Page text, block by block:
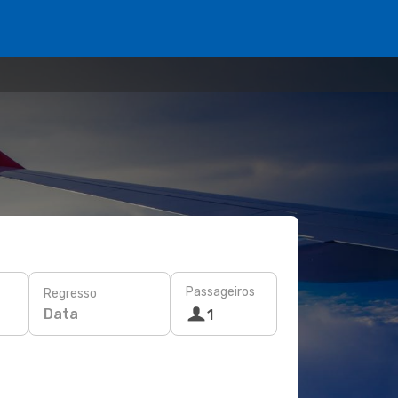
Regresso
Data
Passageiros
1